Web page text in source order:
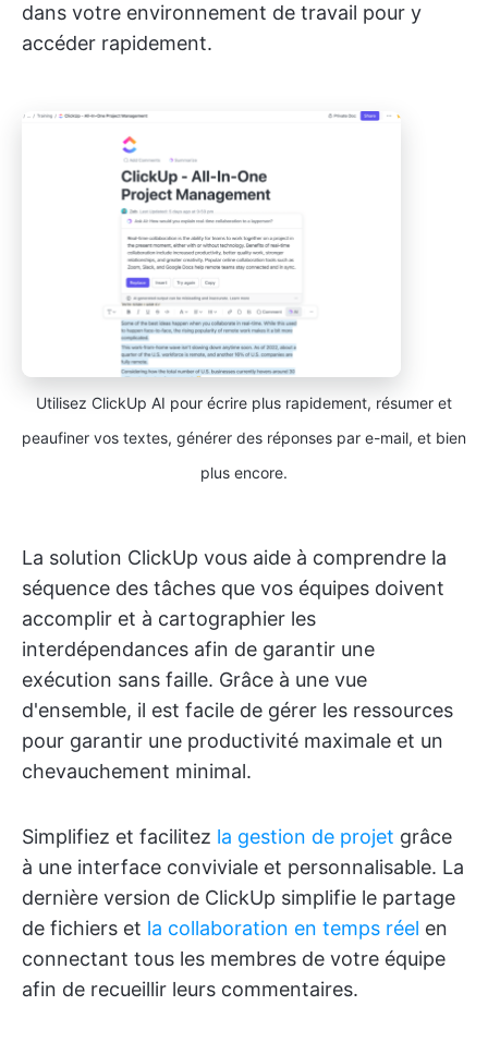
dans votre environnement de travail pour y
accéder rapidement.
Utilisez ClickUp AI pour écrire plus rapidement, résumer et
peaufiner vos textes, générer des réponses par e-mail, et bien
plus encore.
La solution ClickUp vous aide à comprendre la
séquence des tâches que vos équipes doivent
accomplir et à cartographier les
interdépendances afin de garantir une
exécution sans faille. Grâce à une vue
d'ensemble, il est facile de gérer les ressources
pour garantir une productivité maximale et un
chevauchement minimal.
Simplifiez et facilitez la gestion de projet grâce
à une interface conviviale et personnalisable. La
dernière version de ClickUp simplifie le partage
de fichiers et la collaboration en temps réel en
connectant tous les membres de votre équipe
afin de recueillir leurs commentaires.